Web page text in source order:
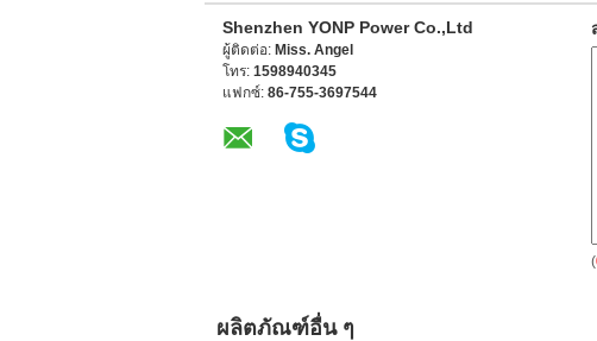
Shenzhen YONP Power Co.,Ltd
ผู้ติดต่อ: Miss. Angel
โทร: 1598940345
แฟกซ์: 86-755-3697544
(
ผลิตภัณฑ์อื่น ๆ